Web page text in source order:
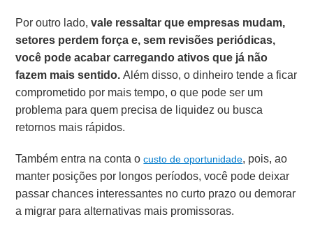
Por outro lado,vale ressaltar que empresas mudam,
setores perdem força e, sem revisões periódicas,
você pode acabar carregando ativos que já não
fazem mais sentido.Além disso, o dinheiro tende a ficar
comprometido por mais tempo, o que pode ser um
problema para quem precisa de liquidez ou busca
retornos mais rápidos.
Também entra na conta ocusto de oportunidade, pois, ao
manter posições por longos períodos, você pode deixar
passar chances interessantes no curto prazo ou demorar
a migrar para alternativas mais promissoras.